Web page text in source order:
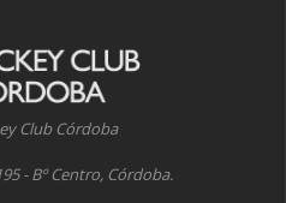
Club Córdoba
- Bº Centro, Córdoba.